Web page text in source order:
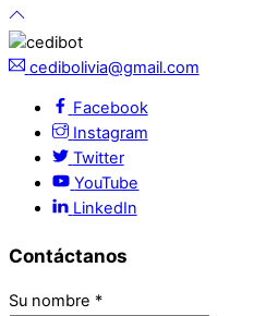
cedibolivia@gmail.com
Facebook
Instagram
Twitter
YouTube
LinkedIn
Contáctanos
Su nombre *